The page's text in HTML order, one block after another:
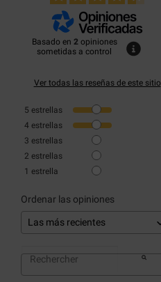
Basado en 2 opiniones
sometidas a control
Ver todas las reseñas de este sitio
5 estrellas
4 estrellas
3 estrellas
2 estrellas
1 estrella
Ordenar las opiniones